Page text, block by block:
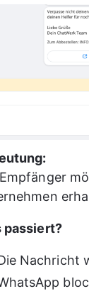
passiert?
Nachricht